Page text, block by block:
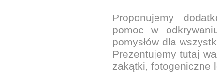
Proponujemy
pomoc w
pomysłów dla
Prezentujemy tutaj
zakątki, fotogeniczne